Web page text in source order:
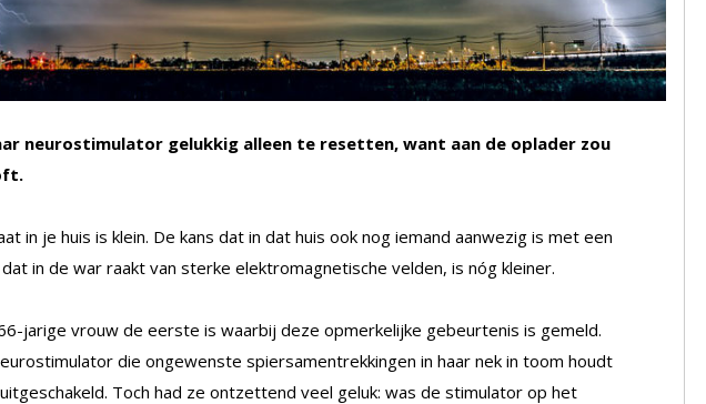
neurostimulator gelukkig alleen te resetten, want aan de oplader zou
in je huis is klein. De kans dat in dat huis ook nog iemand aanwezig is met een
dat in de war raakt van sterke elektromagnetische velden, is nóg kleiner.
jarige vrouw de eerste is waarbij deze opmerkelijke gebeurtenis is gemeld.
die ongewenste spiersamentrekkingen in haar nek in toom houdt
Toch had ze ontzettend veel geluk: was de stimulator op het